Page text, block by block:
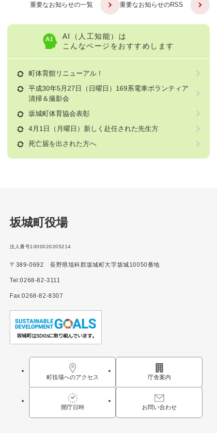
重要なお知らせの一覧 重要なお知らせのRSS
AI（人工知能）は
こんなページをおすすめします
町体育館リニューアル！
平成30年5月27日（日曜日）169系電車ボランティア
清掃＆撮影会
坂城町体育協会表彰
4月1日（月曜日）新しく赴任された先生方
死亡届を出された方へ
坂城町役場
法人番号1000020205214
〒389-0692 長野県埴科郡坂城町大字坂城10050番地
Tel:0268-82-3111
Fax:0268-82-8307
町役場へのアクセス 庁舎案内
開庁日時 お問い合わせ